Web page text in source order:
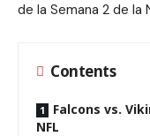
de la Semana 2 de la
Contents
Falcons vs.
NFL